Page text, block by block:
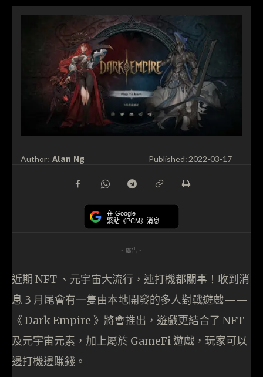
Author: Alan Ng Published: 2022-03-17
在 Google
緊貼《PCM》消息
- 廣告 -
近期 NFT 、元宇宙大流行，連打機都關事！收到消
息 3 月尾會有一隻由本地開發的多人對戰遊戲——
《 Dark Empire 》將會推出，遊戲更結合了 NFT
及元宇宙元素，加上屬於 GameFi 遊戲，玩家可以
邊打機邊賺錢。